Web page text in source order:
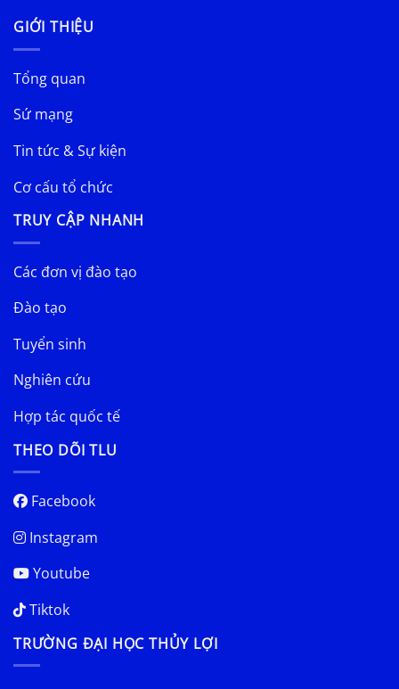
GIỚI THIỆU
Tổng quan
Sứ mạng
Tin tức & Sự kiện
Cơ cấu tổ chức
TRUY CẬP NHANH
Các đơn vị đào tạo
Đào tạo
Tuyển sinh
Nghiên cứu
Hợp tác quốc tế
THEO DÕI TLU
Facebook
Instagram
Youtube
Tiktok
TRƯỜNG ĐẠI HỌC THỦY LỢI